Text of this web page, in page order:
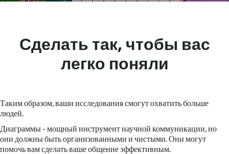
Сделать так, чтобы вас
легко поняли
Таким образом, ваши исследования смогут охватить больше
людей.
Диаграммы - мощный инструмент научной коммуникации, но
они должны быть организованными и чистыми. Они могут
помочь вам сделать ваше общение эффективным.